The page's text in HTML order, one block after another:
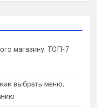
магазину: ТОП-7
выбрать меню,